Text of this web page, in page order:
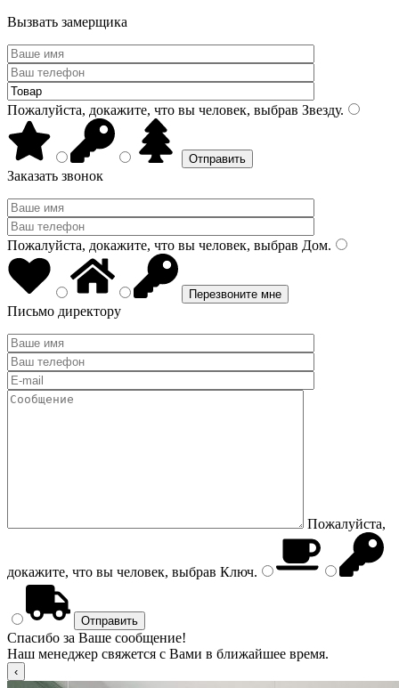
Вызвать замерщика
Пожалуйста, докажите, что вы человек, выбрав Звезду.
Заказать звонок
Пожалуйста, докажите, что вы человек, выбрав Дом.
Письмо директору
Пожалуйста,
докажите, что вы человек, выбрав Ключ.
Спасибо за Ваше сообщение!
Наш менеджер свяжется с Вами в ближайшее время.